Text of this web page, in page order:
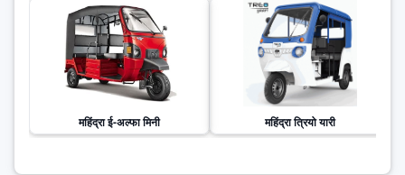
महिंद्राई-अल्फा मिनी महिंद्रात्रियो यारी